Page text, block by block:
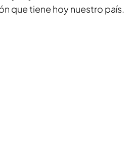
que tiene hoy nuestro país.